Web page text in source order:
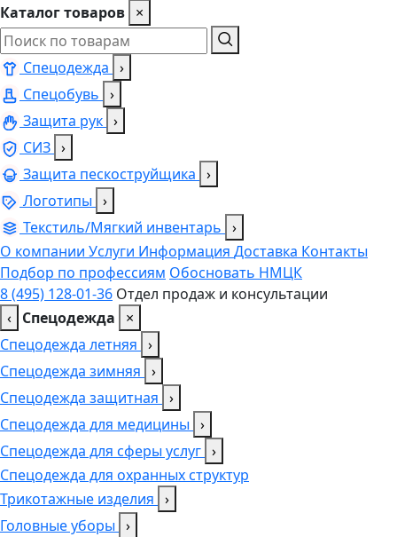
Каталог товаров ×
Спецодежда ›
Спецобувь ›
Защита рук ›
СИЗ ›
Защита пескоструйщика ›
Логотипы ›
Текстиль/Мягкий инвентарь ›
О компании Услуги Информация Доставка Контакты
Подбор по профессиям Обосновать НМЦК
8 (495) 128-01-36 Отдел продаж и консультации
‹ Спецодежда
×
Спецодежда летняя ›
Спецодежда зимняя ›
Спецодежда защитная ›
Спецодежда для медицины ›
Спецодежда для сферы услуг ›
Спецодежда для охранных структур
Трикотажные изделия ›
Головные уборы ›